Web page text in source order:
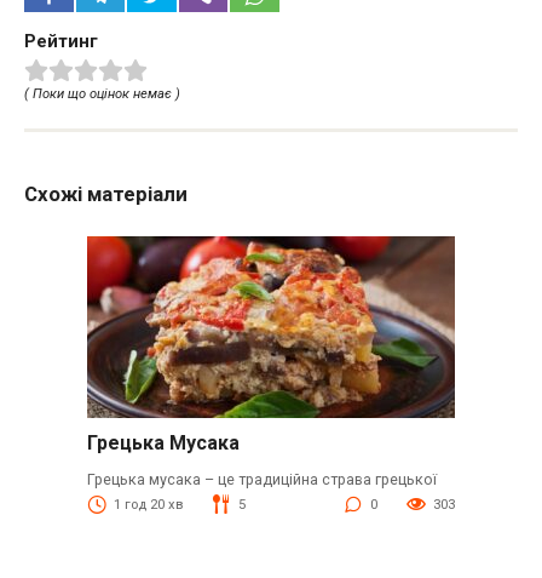
Рейтинг
( Поки що оцінок немає )
Схожі матеріали
Грецька Мусака
Грецька мусака – це традиційна страва грецької
1 год 20 хв 5 0 303